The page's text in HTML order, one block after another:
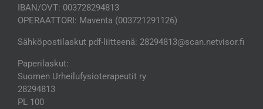
IBAN/OVT: 003728294813
OPERAATTORI: Maventa (003721291126)
Sähköpostilaskut pdf-liitteenä: 28294813@scan.netvisor.fi
Paperilaskut:
Suomen Urheilufysioterapeutit ry
28294813
PL 100